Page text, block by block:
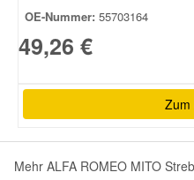
OE-Nummer: 55703164
49,26 €
Zum
Mehr ALFA ROMEO MITO